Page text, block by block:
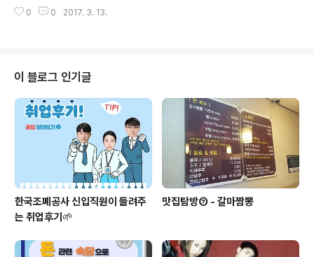
동에 많은 참여와 관심 부탁드리겠습니다. 그럼 아이들과
사단과는 두 번의 인연이 있었습니다. 작년 5월, 임직원 사
식 휠체어 1대를 전달한 것이 인연이 됐습니다. 그동안 홈
페이지 등을 통해 장애인 테마 여행, 문화체험 등을 도모하
는데 조폐공사의 선물이 너무 고맙다는 디딤돌 봉사단원
및 이용회원들의 인사가 있었는데요. 이날 이대희 단장을
비롯한 디딤돌 봉사단원과 이용회원들은 "평생 잊지 못할
커다란 희망을 주신 한국조폐공사 임직..
0 0 2017. 3. 13.
이 블로그 인기글
한국조폐공사 신입직원이 들려주
는 취업후기🌱
맛집탐방⑦ - 갈마짬뽕